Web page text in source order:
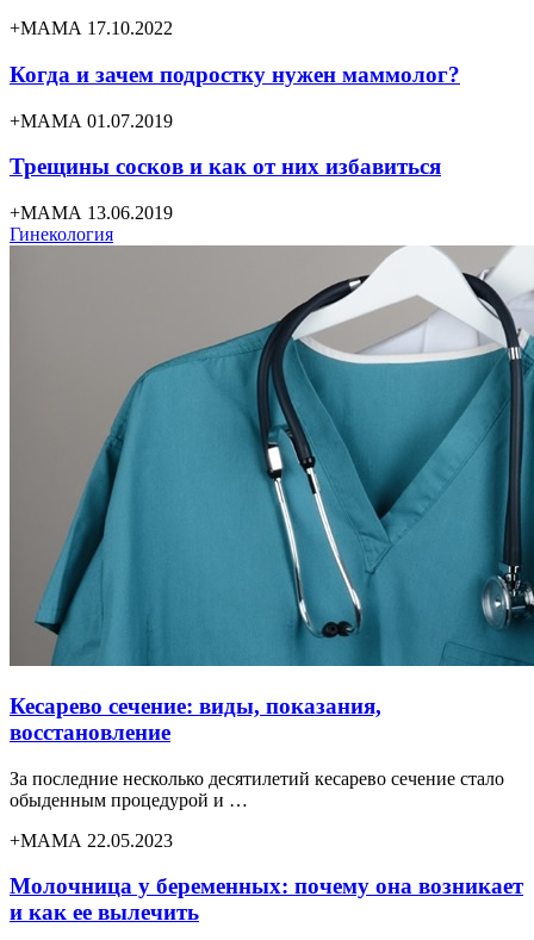
+МАМА 17.10.2022
Когда и зачем подростку нужен маммолог?
+МАМА 01.07.2019
Трещины сосков и как от них избавиться
+МАМА 13.06.2019
Гинекология
Кесарево сечение: виды, показания,
восстановление
За последние несколько десятилетий кесарево сечение стало
обыденным процедурой и …
+МАМА 22.05.2023
Молочница у беременных: почему она возникает
и как ее вылечить